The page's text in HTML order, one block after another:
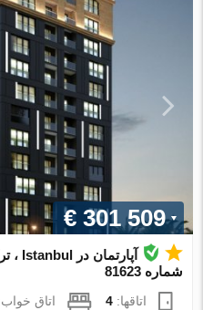
€ 301 509
شماره 81623
اتاقها:4 اتاق